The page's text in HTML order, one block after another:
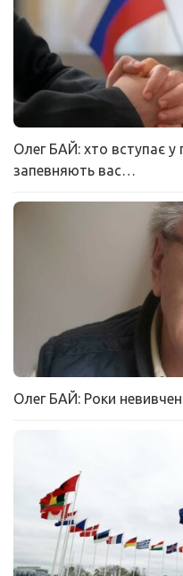
Олег БАЙ: хто вступає
запевняють вас…
Олег БАЙ: Роки